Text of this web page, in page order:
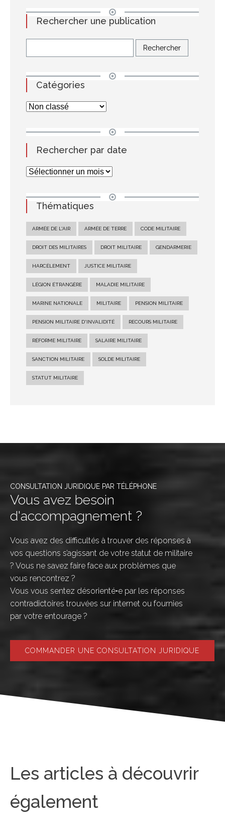
Rechercher une publication
Catégories
Rechercher par date
Thématiques
ARMÉE DE L'AIR ARMÉE DE TERRE CODE MILITAIRE
DROIT DES MILITAIRES DROIT MILITAIRE GENDARMERIE
HARCÈLEMENT JUSTICE MILITAIRE
LÉGION ÉTRANGÈRE MALADIE MILITAIRE
MARINE NATIONALE MILITAIRE PENSION MILITAIRE
PENSION MILITAIRE D'INVALIDITÉ RECOURS MILITAIRE
RÉFORME MILITAIRE SALAIRE MILITAIRE
SANCTION MILITAIRE SOLDE MILITAIRE
STATUT MILITAIRE
CONSULTATION JURIDIQUE PAR TÉLÉPHONE
Vous avez besoin
d'accompagnement ?
Vous avez des difficultés à trouver des réponses à
vos questions s’agissant de votre statut de militaire
? Vous ne savez faire face aux problèmes que
vous rencontrez ?
Vous vous sentez désorienté•e par les réponses
contradictoires trouvées sur internet ou fournies
par votre entourage ?
COMMANDER UNE CONSULTATION JURIDIQUE
Les articles à découvrir
également